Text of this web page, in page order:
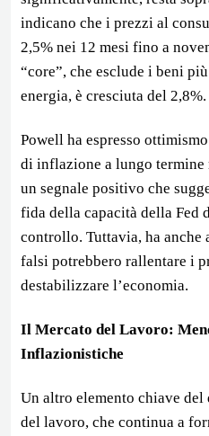
indicano che i prezzi al
2,5% nei 12 mesi fino a
“core”, che esclude i beni
energia, è cresciuta del 2,8%.
Powell ha espresso
di inflazione a lungo termine
un segnale positivo che
fida della capacità della Fed
controllo. Tuttavia, ha
falsi potrebbero rallentare i
destabilizzare l’economia.
Il Mercato del Lavoro:
Inflazionistiche
Un altro elemento chiave del
del lavoro, che continua a